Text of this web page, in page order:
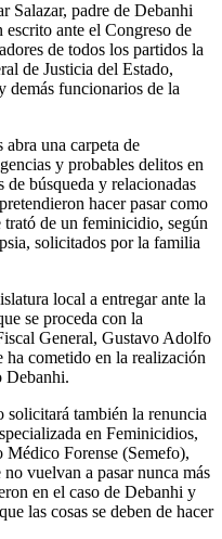
Salazar, padre de Debanhi
escrito ante el Congreso de
de todos los partidos la
de Justicia del Estado,
funcionarios de la
una carpeta de
y probables delitos en
búsqueda y relacionadas
hacer pasar como
trató de un feminicidio, según
solicitados por la familia
local a entregar ante la
se proceda con la
General, Gustavo Adolfo
ha cometido en la realización
Debanhi.
solicitará también la renuncia
en Feminicidios,
Forense (Semefo),
vuelvan a pasar nunca más
en el caso de Debanhi y
las cosas se deben de hacer